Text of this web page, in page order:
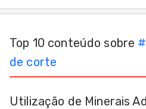
leite
Top 10 conteúdo sobre #
de corte
Utilização de Minerais